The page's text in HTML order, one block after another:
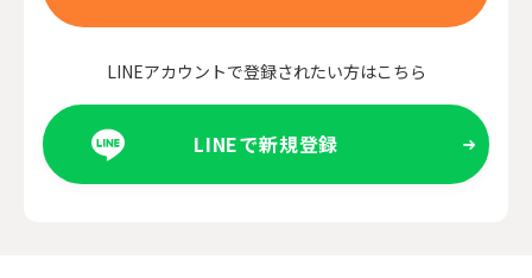
LINEアカウントで登録されたい方はこちら
LINEで新規登録